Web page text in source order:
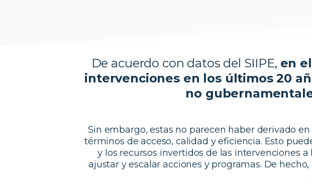
De acuerdo con datos del SIIPE, en
intervenciones en los últimos 20
no
Sin embargo, estas no parecen haber derivado
términos de acceso, calidad y eficiencia. Esto
y los recursos invertidos de las intervenciones
ajustar y escalar acciones y programas. De